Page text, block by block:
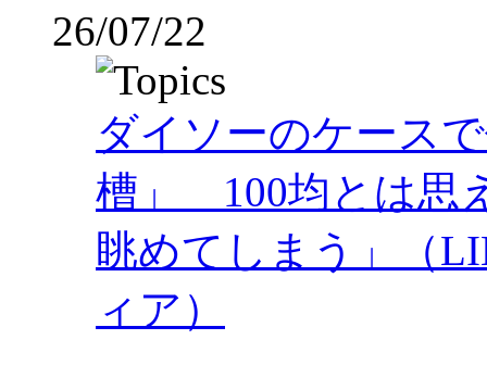
26/07/22
ダイソーのケース
槽」 100均とは思
眺めてしまう」（
ィア）